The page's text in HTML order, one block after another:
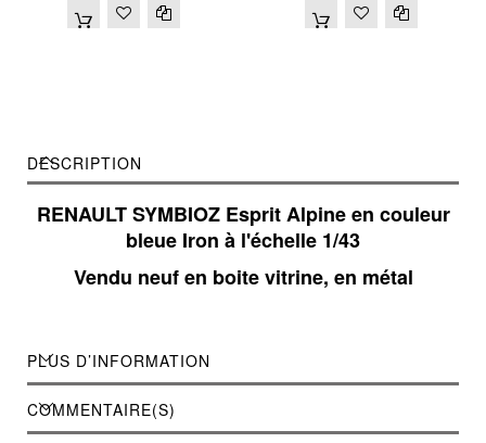
DESCRIPTION
RENAULT SYMBIOZ Esprit Alpine en couleur
bleue Iron à l'échelle 1/43
Vendu neuf en boite vitrine, en métal
PLUS D’INFORMATION
COMMENTAIRE(S)